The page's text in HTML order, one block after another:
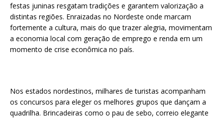
festas juninas resgatam tradições e garantem valorização a
distintas regiões. Enraizadas no Nordeste onde marcam
fortemente a cultura, mais do que trazer alegria, movimentam
a economia local com geração de emprego e renda em um
momento de crise econômica no país.
Nos estados nordestinos, milhares de turistas acompanham
os concursos para eleger os melhores grupos que dançam a
quadrilha. Brincadeiras como o pau de sebo, correio elegante